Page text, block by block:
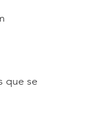
que se